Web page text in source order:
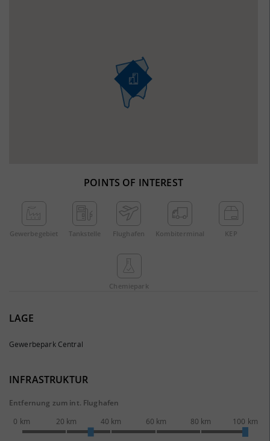
POINTS OF INTEREST
Gewerbe­gebiet Tankstelle Flughafen Kombi­terminal KEP
Chemie­park
LAGE
Gewerbepark Central
INFRASTRUKTUR
Entfernung zum int. Flughafen
0 km
20 km 40 km 60 km 80 km 100 km